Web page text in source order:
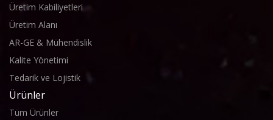
Üretim Kabiliyetleri
Üretim Alanı
AR-GE & Mühendislik
Kalite Yönetimi
Tedarik ve Lojistik
Ürünler
Tüm Ürünler